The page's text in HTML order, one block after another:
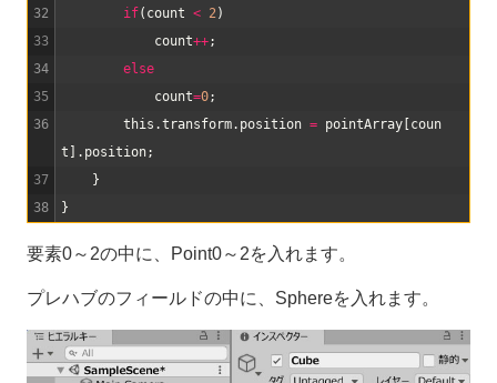
32
33
34
35
36
37
38
if( count < 2 )
count++;
else
count=0;
this .transform. position = pointArray [coun
t ] . position;
}
}
要素0～2の中に、Point0～2を入れます。
プレハブのフィールドの中に、Sphereを入れます。